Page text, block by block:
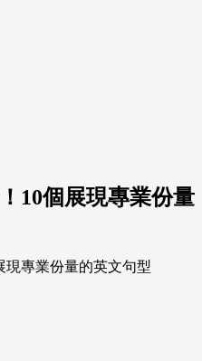
10個展現專業份量